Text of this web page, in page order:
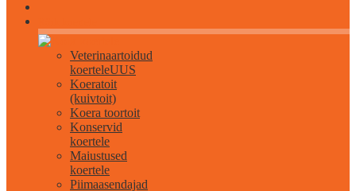
Veterinaartoidud
koerteleUUS
Koeratoit
(kuivtoit)
Koera toortoit
Konservid
koertele
Maiustused
koertele
Piimaasendajad